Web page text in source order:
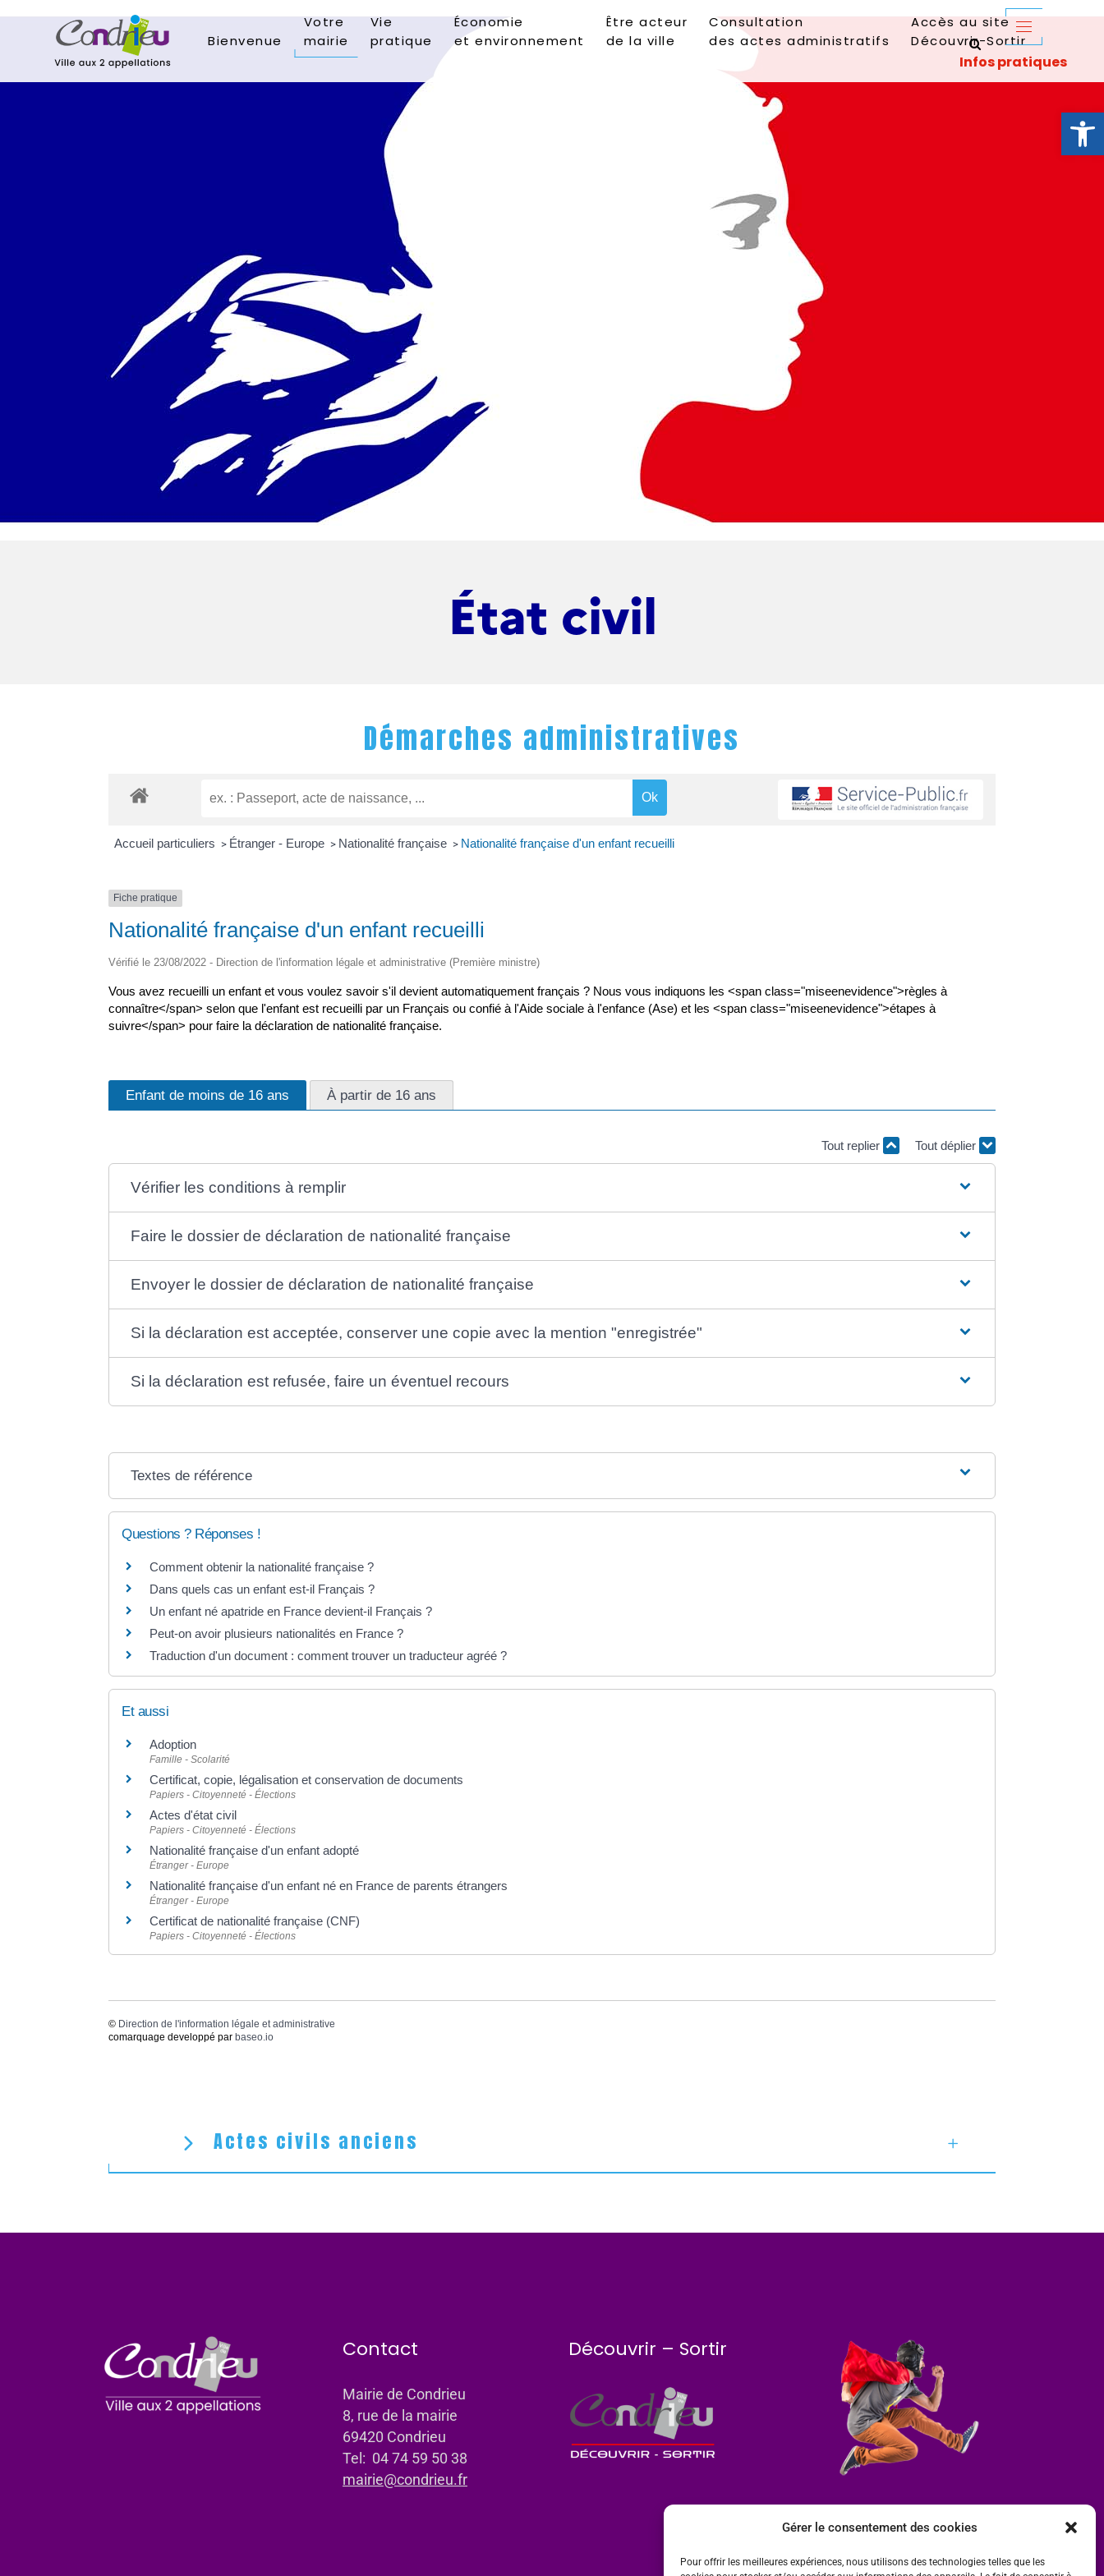
Ouvrir
Gérer le consentement des cookies
Pour offrir les meilleures expériences, nous utilisons des technologies telles que les
Bienvenue
Votre
mairie
Vie
pratique
Économie
et environnement
Être acteur
de la ville
Consultation
des actes administratifs
Accès au site
Découvrir-Sortir
État civil
Démarches administratives
Accueil particuliers > Étranger - Europe > Nationalité française > Nationalité française d'un enfant recueilli
Fiche pratique
Nationalité française d'un enfant recueilli
Vérifié le 23/08/2022 - Direction de l'information légale et administrative (Première ministre)
Vous avez recueilli un enfant et vous voulez savoir s'il devient automatiquement français ? Nous vous indiquons les <span class="miseenevidence">règles à
connaître</span> selon que l'enfant est recueilli par un Français ou confié à l'Aide sociale à l'enfance (Ase) et les <span class="miseenevidence">étapes à
suivre</span> pour faire la déclaration de nationalité française.
Enfant de moins de 16 ans À partir de 16 ans
Tout replier Tout déplier
Vérifier les conditions à remplir
Faire le dossier de déclaration de nationalité française
Envoyer le dossier de déclaration de nationalité française
Si la déclaration est acceptée, conserver une copie avec la mention "enregistrée"
Si la déclaration est refusée, faire un éventuel recours
Textes de référence
Questions ? Réponses !
Comment obtenir la nationalité française ?
Dans quels cas un enfant est-il Français ?
Un enfant né apatride en France devient-il Français ?
Peut-on avoir plusieurs nationalités en France ?
Traduction d'un document : comment trouver un traducteur agréé ?
Et aussi
Adoption
Famille - Scolarité
Certificat, copie, légalisation et conservation de documents
Papiers - Citoyenneté - Élections
Actes d'état civil
Papiers - Citoyenneté - Élections
Nationalité française d'un enfant adopté
Étranger - Europe
Nationalité française d'un enfant né en France de parents étrangers
Étranger - Europe
Certificat de nationalité française (CNF)
Papiers - Citoyenneté - Élections
© Direction de l'information légale et administrative
comarquage developpé par baseo.io
Actes civils anciens
Contact
Mairie de Condrieu
8, rue de la mairie
69420 Condrieu
Tel: 04 74 59 50 38
mairie@condrieu.fr
Découvrir – Sortir